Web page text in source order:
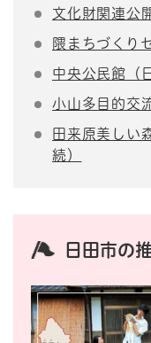
文化財関連公
隈まちづくり
中央公民館（
小山多目的交
田来原美しい
続）
日田市の